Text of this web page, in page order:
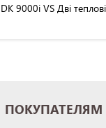
9000i VS Дві
ПОКУПАТЕЛЯМ